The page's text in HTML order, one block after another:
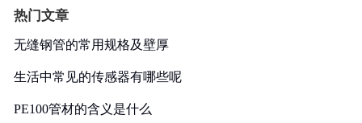
热门文章
无缝钢管的常用规格及壁厚
生活中常见的传感器有哪些呢
PE100管材的含义是什么